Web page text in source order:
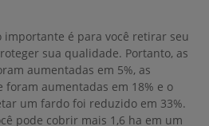
importante é para você retirar seu
sua qualidade. Portanto, as
aumentadas em 5%, as
aumentadas em 18% e o
um fardo foi reduzido em 33%.
pode cobrir mais 1,6 ha em um